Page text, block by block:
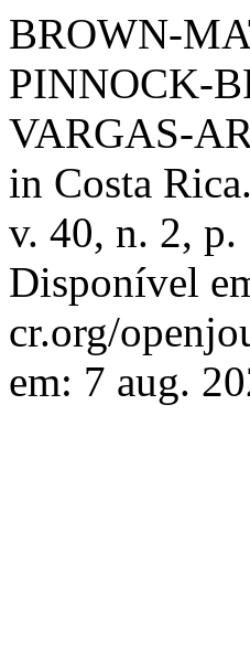
BROWN-
PINNOCK-
VARGAS-
in Costa Rica.
v. 40, n. 2,
Disponível
cr.org/
em: 7 aug.